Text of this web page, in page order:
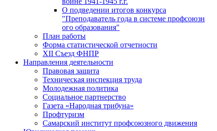
О подведении итогов конкурса
"Преподаватель года в системе профсоюзн
ого образования"
План работы
Форма статистической отчетности
XII Съезд ФНПР
Направления деятельности
Правовая защита
Техническая инспекция труда
Молодежная политика
Социальное партнерство
Газета «Народная трибуна»
Профтуризм
Самарский институт профсоюзного движения